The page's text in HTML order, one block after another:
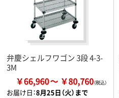
弁慶シェルフワゴン 3段 4-3-
3M
￥66,960 ￥80,760
お届け日：8月25日（火）まで